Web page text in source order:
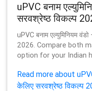
uPVC बनाम
सरवश्रेष्ठ विकल्प
uPVC बनाम एल्युमिनियम
2026. Compare both
option for your Indian
Read more about
केलिए सरवश्रेष्ठ विकल्प